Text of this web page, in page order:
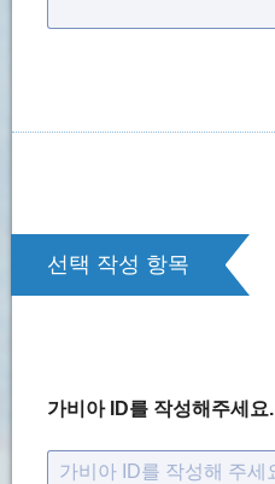
선택 작성 항목
가비아 ID를 작성해주세요.
가비아 ID를 작성해 주세